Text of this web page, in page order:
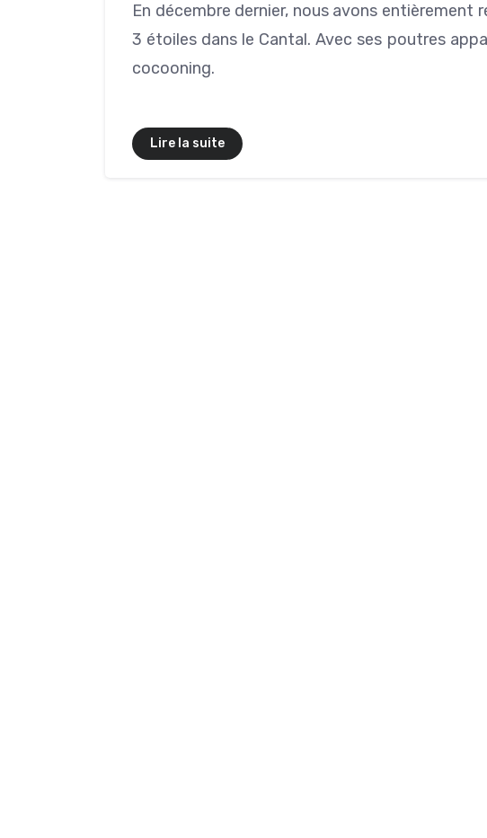
En décembre dernier, nous avons entièrement
3 étoiles dans le Cantal. Avec ses poutres
cocooning.
Lire la suite